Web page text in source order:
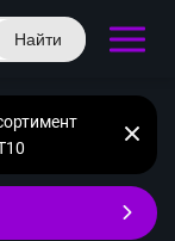
Найти